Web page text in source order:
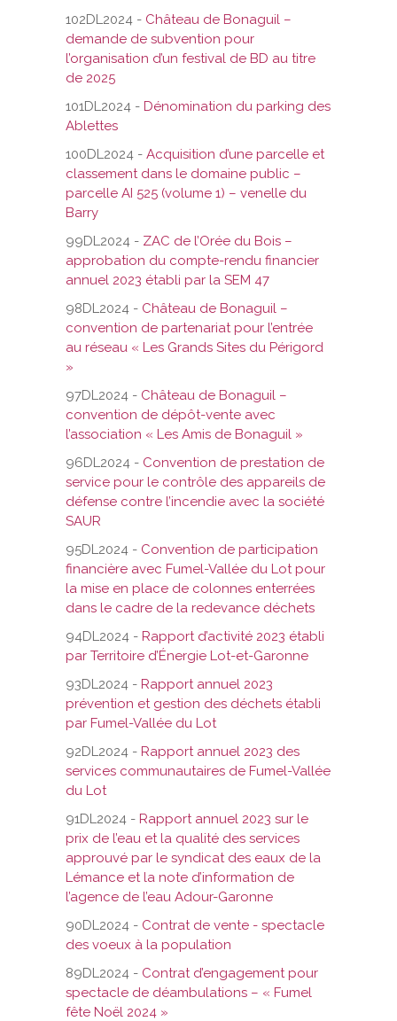
102DL2024 - Château de Bonaguil –
demande de subvention pour
l’organisation d’un festival de BD au titre
de 2025
101DL2024 - Dénomination du parking des
Ablettes
100DL2024 - Acquisition d’une parcelle et
classement dans le domaine public –
parcelle AI 525 (volume 1) – venelle du
Barry
99DL2024 - ZAC de l’Orée du Bois –
approbation du compte-rendu financier
annuel 2023 établi par la SEM 47
98DL2024 - Château de Bonaguil –
convention de partenariat pour l’entrée
au réseau « Les Grands Sites du Périgord
»
97DL2024 - Château de Bonaguil –
convention de dépôt-vente avec
l’association « Les Amis de Bonaguil »
96DL2024 - Convention de prestation de
service pour le contrôle des appareils de
défense contre l’incendie avec la société
SAUR
95DL2024 - Convention de participation
financière avec Fumel-Vallée du Lot pour
la mise en place de colonnes enterrées
dans le cadre de la redevance déchets
94DL2024 - Rapport d’activité 2023 établi
par Territoire d’Énergie Lot-et-Garonne
93DL2024 - Rapport annuel 2023
prévention et gestion des déchets établi
par Fumel-Vallée du Lot
92DL2024 - Rapport annuel 2023 des
services communautaires de Fumel-Vallée
du Lot
91DL2024 - Rapport annuel 2023 sur le
prix de l’eau et la qualité des services
approuvé par le syndicat des eaux de la
Lémance et la note d’information de
l’agence de l’eau Adour-Garonne
90DL2024 - Contrat de vente - spectacle
des voeux à la population
89DL2024 - Contrat d’engagement pour
spectacle de déambulations – « Fumel
fête Noël 2024 »